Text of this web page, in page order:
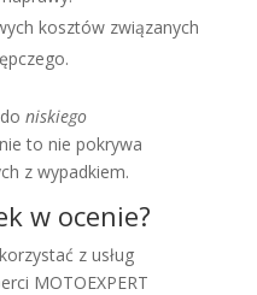
kosztów związanych
niskiego
to nie pokrywa
z wypadkiem.
w ocenie?
z usług
MOTOEXPERT